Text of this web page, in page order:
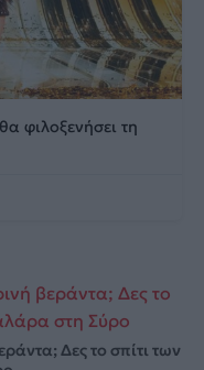
φιλοξενήσει τη
Δες το σπίτι των